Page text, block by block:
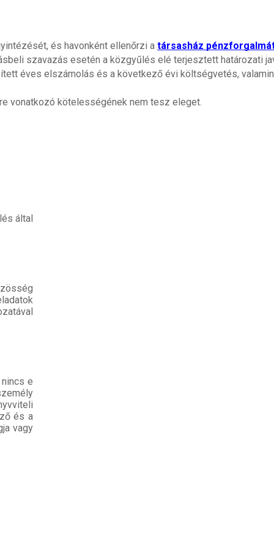
és havonként ellenőrzi a társasház
szavazás esetén a közgyűlés elé terjesztett
éves elszámolás és a következő évi költségvetés,
vonatkozó kötelességének nem tesz eleget.
által
e
és a
vagy